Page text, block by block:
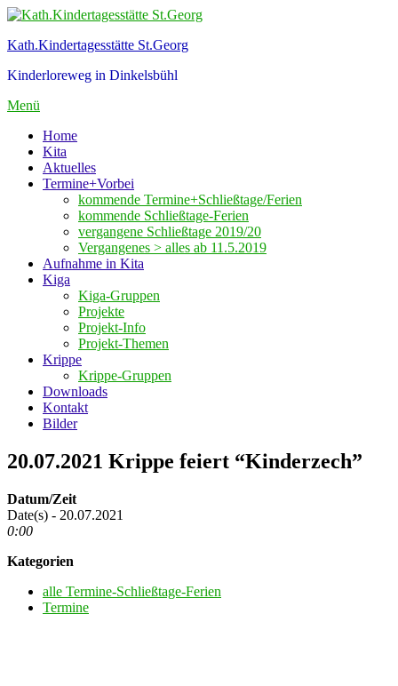
Zum
springen
Kath.Kindertagesstätte St.Georg
Kinderloreweg in Dinkelsbühl
Menü
Home
Kita
Aktuelles
Termine+Vorbei
kommende Termine+Schließtage/Ferien
kommende Schließtage-Ferien
vergangene Schließtage 2019/20
Vergangenes > alles ab 11.5.2019
Aufnahme in Kita
Kiga
Kiga-Gruppen
Projekte
Projekt-Info
Projekt-Themen
Krippe
Krippe-Gruppen
Downloads
Kontakt
Bilder
20.07.2021 Krippe feiert “Kinderzech”
Datum/Zeit
Date(s) - 20.07.2021
0:00
Kategorien
alle Termine-Schließtage-Ferien
Termine